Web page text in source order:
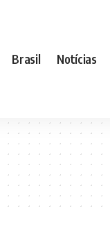
Brasil Notícias